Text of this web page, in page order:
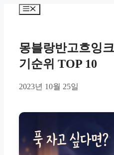
Menu
몽블랑반고흐잉
기순위 TOP 10
2023년 10월 25일